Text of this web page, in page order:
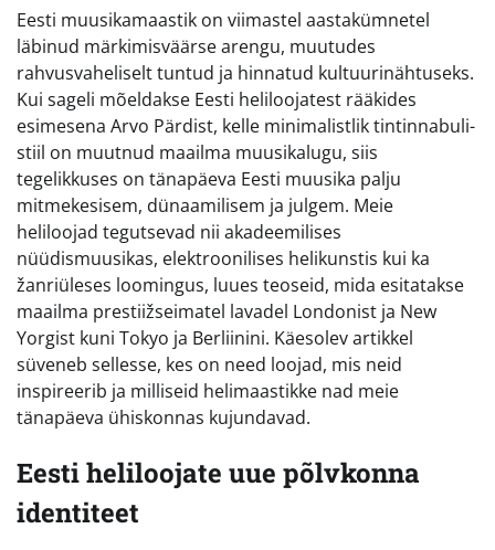
Eesti muusikamaastik on viimastel aastakümnetel
läbinud märkimisväärse arengu, muutudes
rahvusvaheliselt tuntud ja hinnatud kultuurinähtuseks.
Kui sageli mõeldakse Eesti heliloojatest rääkides
esimesena Arvo Pärdist, kelle minimalistlik tintinnabuli-
stiil on muutnud maailma muusikalugu, siis
tegelikkuses on tänapäeva Eesti muusika palju
mitmekesisem, dünaamilisem ja julgem. Meie
heliloojad tegutsevad nii akadeemilises
nüüdismuusikas, elektroonilises helikunstis kui ka
žanriüleses loomingus, luues teoseid, mida esitatakse
maailma prestiižseimatel lavadel Londonist ja New
Yorgist kuni Tokyo ja Berliinini. Käesolev artikkel
süveneb sellesse, kes on need loojad, mis neid
inspireerib ja milliseid helimaastikke nad meie
tänapäeva ühiskonnas kujundavad.
Eesti heliloojate uue põlvkonna
identiteet